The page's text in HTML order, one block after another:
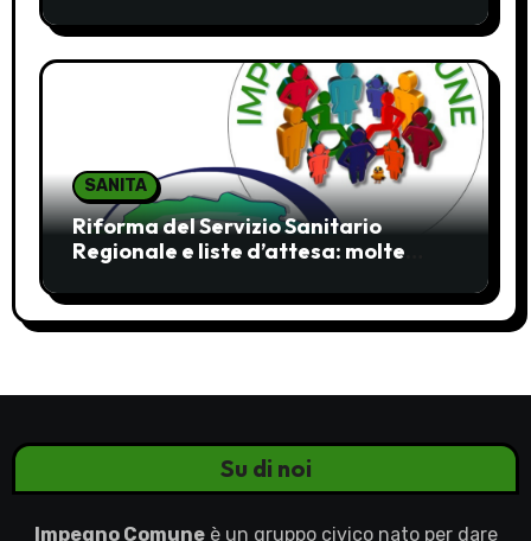
SANITA
Riforma del Servizio Sanitario
Regionale e liste d’attesa: molte
Su di noi
Impegno Comuneè un gruppo civico nato per dare